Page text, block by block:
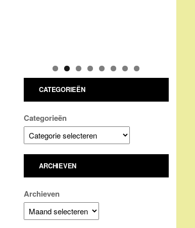
CATEGORIEËN
Categorieën
ARCHIEVEN
Archieven